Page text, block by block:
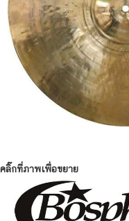
คลิ๊กที่ภาพเพื่อขยาย